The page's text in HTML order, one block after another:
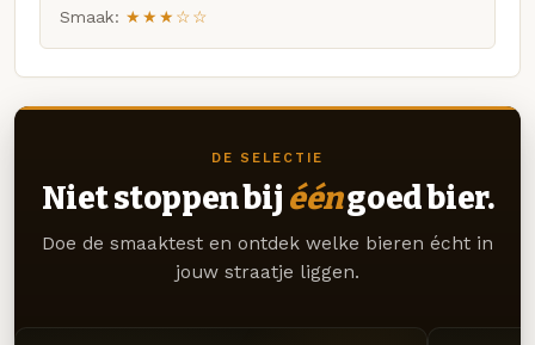
Smaak: ★★★☆☆
DE SELECTIE
Niet stoppen bij ééngoed bier.
Doe de smaaktest en ontdek welke bieren écht in
jouw straatje liggen.